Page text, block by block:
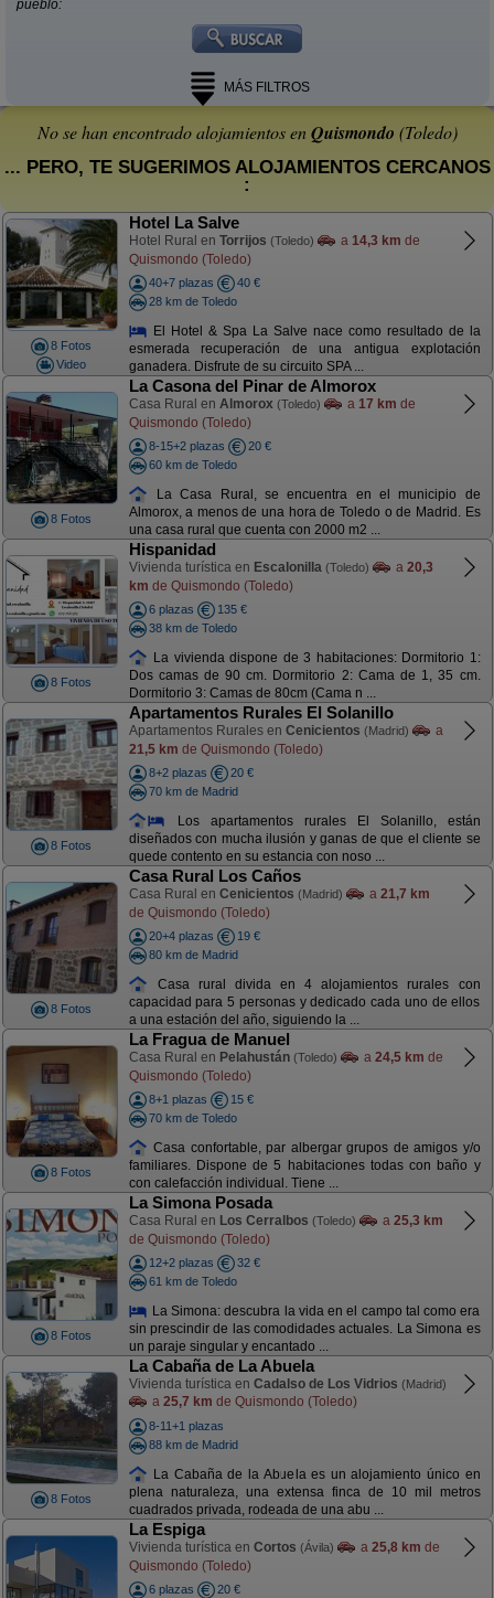
pueblo:
MÁS FILTROS
No se han encontrado alojamientos enQuismondo (Toledo)
... PERO, TE SUGERIMOS ALOJAMIENTOS CERCANOS
:
8 Fotos
Video
Hotel La Salve
Hotel Rural en Torrijos (Toledo) a 14,3 km de
Quismondo (Toledo)
40+7 plazas
40 €
28 km de Toledo
El Hotel & Spa La Salve nace como resultado de la
esmerada recuperación de una antigua explotación
ganadera. Disfrute de su circuito SPA ...
8 Fotos
La Casona del Pinar de Almorox
Casa Rural en Almorox (Toledo) a 17 km de
Quismondo (Toledo)
8-15+2 plazas
20 €
60 km de Toledo
La Casa Rural, se encuentra en el municipio de
Almorox, a menos de una hora de Toledo o de Madrid. Es
una casa rural que cuenta con 2000 m2 ...
8 Fotos
Hispanidad
Vivienda turística en Escalonilla (Toledo) a 20,3
km de Quismondo (Toledo)
6 plazas
135 €
38 km de Toledo
La vivienda dispone de 3 habitaciones: Dormitorio 1:
Dos camas de 90 cm. Dormitorio 2: Cama de 1, 35 cm.
Dormitorio 3: Camas de 80cm (Cama n ...
8 Fotos
Apartamentos Rurales El Solanillo
Apartamentos Rurales en Cenicientos (Madrid)
a
21,5 km de Quismondo (Toledo)
8+2 plazas
20 €
70 km de Madrid
Los apartamentos rurales El Solanillo, están
diseñados con mucha ilusión y ganas de que el cliente se
quede contento en su estancia con noso ...
8 Fotos
Casa Rural Los Caños
Casa Rural en Cenicientos (Madrid) a 21,7 km
de Quismondo (Toledo)
20+4 plazas
19 €
80 km de Madrid
Casa rural divida en 4 alojamientos rurales con
capacidad para 5 personas y dedicado cada uno de ellos
a una estación del año, siguiendo la ...
8 Fotos
La Fragua de Manuel
Casa Rural en Pelahustán (Toledo) a 24,5 km de
Quismondo (Toledo)
8+1 plazas
15 €
70 km de Toledo
Casa confortable, par albergar grupos de amigos y/o
familiares. Dispone de 5 habitaciones todas con baño y
con calefacción individual. Tiene ...
8 Fotos
La Simona Posada
Casa Rural en Los Cerralbos (Toledo) a 25,3 km
de Quismondo (Toledo)
12+2 plazas
32 €
61 km de Toledo
La Simona: descubra la vida en el campo tal como era
sin prescindir de las comodidades actuales. La Simona es
un paraje singular y encantado ...
8 Fotos
La Cabaña de La Abuela
Vivienda turística en Cadalso de Los Vidrios (Madrid)
a 25,7 km de Quismondo (Toledo)
8-11+1 plazas
88 km de Madrid
La Cabaña de la Abuela es un alojamiento único en
plena naturaleza, una extensa finca de 10 mil metros
cuadrados privada, rodeada de una abu ...
La Espiga
Vivienda turística en Cortos (Ávila) a 25,8 km de
Quismondo (Toledo)
6 plazas
20 €